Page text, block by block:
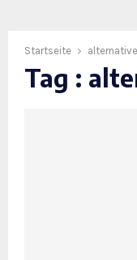
Startseite alternative
Tag :